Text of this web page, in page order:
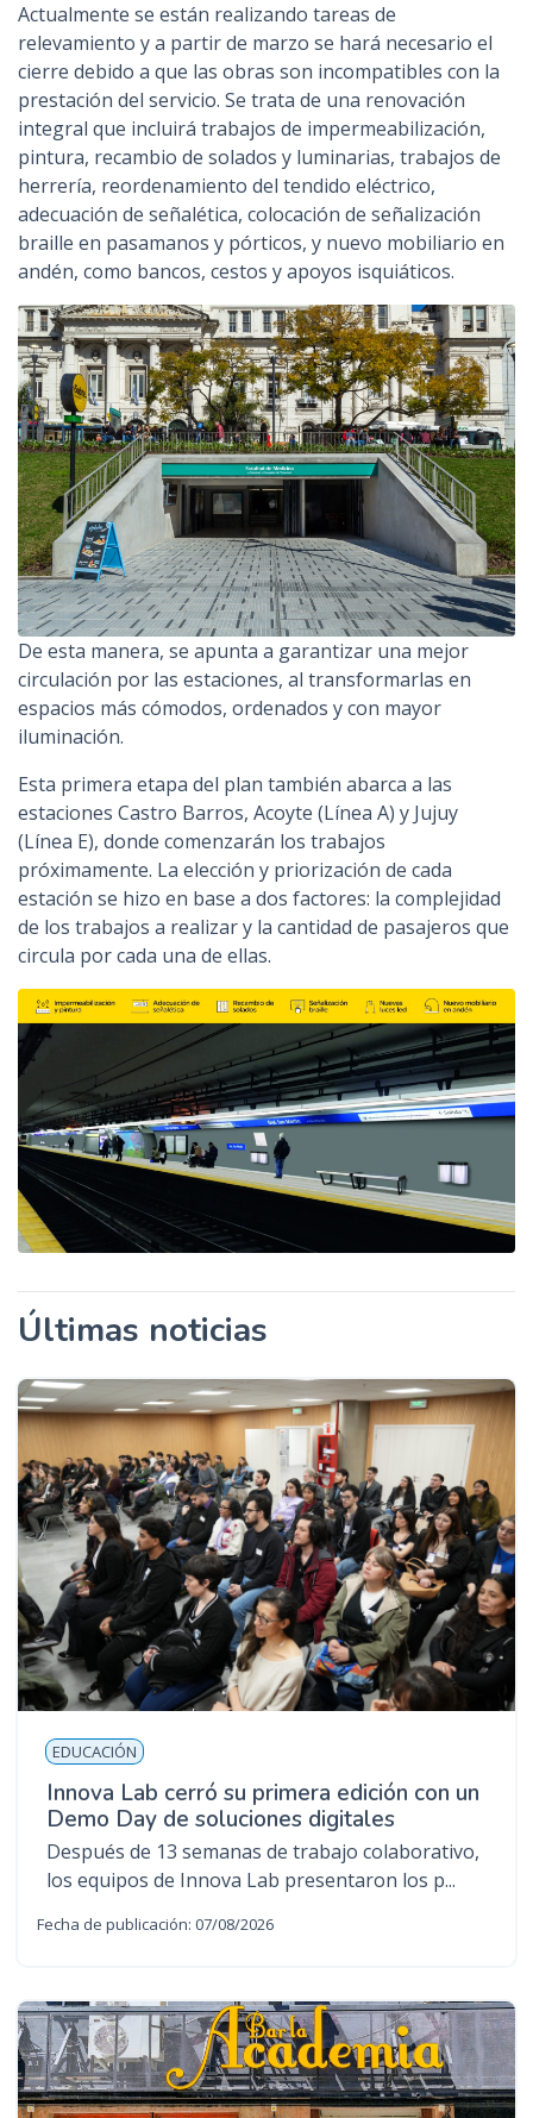
Actualmente se están realizando tareas de
relevamiento y a partir de marzo se hará necesario el
cierre debido a que las obras son incompatibles con la
prestación del servicio. Se trata de una renovación
integral que incluirá trabajos de impermeabilización,
pintura, recambio de solados y luminarias, trabajos de
herrería, reordenamiento del tendido eléctrico,
adecuación de señalética, colocación de señalización
braille en pasamanos y pórticos, y nuevo mobiliario en
andén, como bancos, cestos y apoyos isquiáticos.
De esta manera, se apunta a garantizar una mejor
circulación por las estaciones, al transformarlas en
espacios más cómodos, ordenados y con mayor
iluminación.
Esta primera etapa del plan también abarca a las
estaciones Castro Barros, Acoyte (Línea A) y Jujuy
(Línea E), donde comenzarán los trabajos
próximamente. La elección y priorización de cada
estación se hizo en base a dos factores: la complejidad
de los trabajos a realizar y la cantidad de pasajeros que
circula por cada una de ellas.
Últimas noticias
EDUCACIÓN
Innova Lab cerró su primera edición con un
Demo Day de soluciones digitales
Después de 13 semanas de trabajo colaborativo,
los equipos de Innova Lab presentaron los p...
Fecha de publicación: 07/08/2026